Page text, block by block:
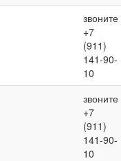
звоните
+7
(911)
141-90-
10
звоните
+7
(911)
141-90-
10